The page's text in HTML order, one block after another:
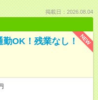
掲載日：2026.08.04
NEW
勤OK！残業なし！